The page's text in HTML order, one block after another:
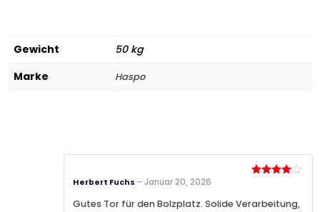
Gewicht
50 kg
Marke
Haspo
von 5
Herbert Fuchs – Januar 20, 2026
Gutes Tor für den Bolzplatz. Solide Verarbeitung,